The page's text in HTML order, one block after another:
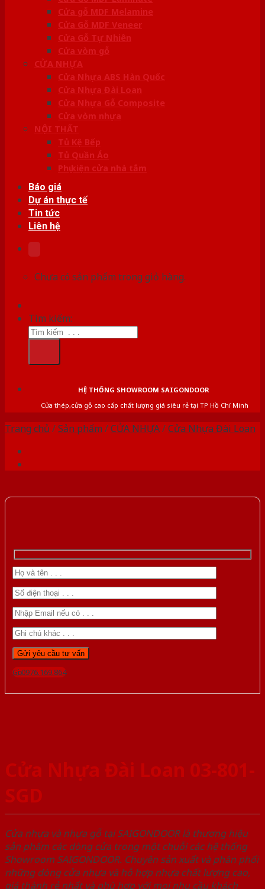
Cửa gỗ MDF Melamine
Cửa Gỗ MDF Veneer
Cửa Gỗ Tự Nhiên
Cửa vòm gỗ
CỬA NHỰA
Cửa Nhựa ABS Hàn Quốc
Cửa Nhựa Đài Loan
Cửa Nhựa Gỗ Composite
Cửa vòm nhựa
NỘI THẤT
Tủ Kệ Bếp
Tủ Quần Áo
Phụ kiện cửa nhà tắm
Báo giá
Dự án thực tế
Tin tức
Liên hệ
Chưa có sản phẩm trong giỏ hàng.
Tìm kiếm:
HỆ THỐNG SHOWROOM SAIGONDOOR
Cửa thép,cửa gỗ cao cấp chất lượng giá siêu rẻ tại TP Hồ Chí Minh
Trang chủ /Sản phẩm /CỬA NHỰA/Cửa Nhựa Đài Loan
Gọi 0976.169.864
Cửa Nhựa Đài Loan 03-801-
SGD
Cửa nhựa và nhựa gỗ tại SAIGONDOOR là thương hiệu
sản phẩm các dòng cửa trong một chuỗi các hệ thống
Showroom SAIGONDOOR. Chuyên sản xuất và phân phối
những dòng cửa nhựa và hỗ hợp nhựa chất lượng cao,
giá thành rẻ nhất và phù hợp với mọi nhu cầu khách